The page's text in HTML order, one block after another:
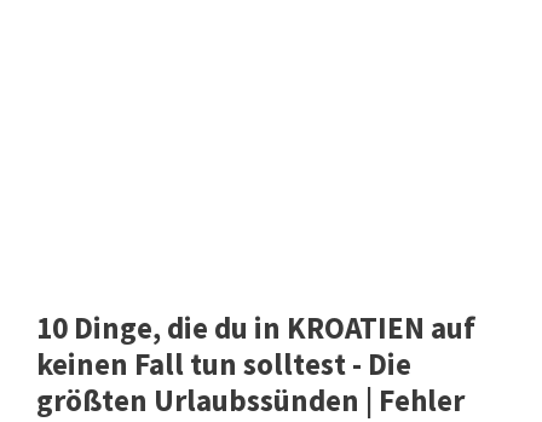
10 Dinge, die du in KROATIEN auf
keinen Fall tun solltest - Die
größten Urlaubssünden | Fehler